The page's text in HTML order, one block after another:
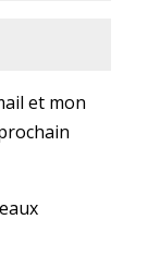
et mon